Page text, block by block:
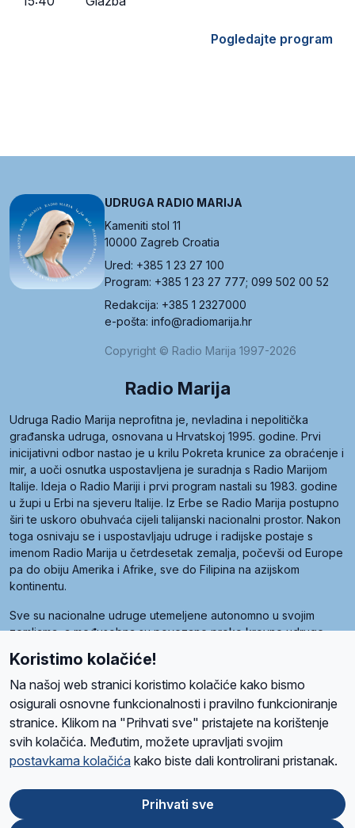
Pogledajte program
UDRUGA RADIO MARIJA
Kameniti stol 11
10000 Zagreb Croatia
Ured: +385 1 23 27 100
Program: +385 1 23 27 777; 099 502 00 52
Redakcija: +385 1 2327000
e-pošta: info@radiomarija.hr
Copyright © Radio Marija 1997-2026
Radio Marija
Udruga Radio Marija neprofitna je, nevladina i nepolitička
građanska udruga, osnovana u Hrvatskoj 1995. godine. Prvi
inicijativni odbor nastao je u krilu Pokreta krunice za obraćenje i
mir, a uoči osnutka uspostavljena je suradnja s Radio Marijom
Italije. Ideja o Radio Mariji i prvi program nastali su 1983. godine
u župi u Erbi na sjeveru Italije. Iz Erbe se Radio Marija postupno
širi te uskoro obuhvaća cijeli talijanski nacionalni prostor. Nakon
toga osnivaju se i uspostavljaju udruge i radijske postaje s
imenom Radio Marija u četrdesetak zemalja, počevši od Europe
pa do obiju Amerika i Afrike, sve do Filipina na azijskom
kontinentu.
Sve su nacionalne udruge utemeljene autonomno u svojim
zemljama, a međusobna su povezane preko krovne udruge
pod nazivom Svjetska obitelj Radio Marije (World Family of
Radio Maria). Svjetsku obitelj utemeljilo je sedam članica, među
kojima je i hrvatska Udruga Radio Marija.
O namaRadio ProgramVolonteriPrijateljiKontaktPravila privatnosti
Ova stranica je zaštićena Google reCAPTCHA sustavom
Koristimo kolačiće!
Na našoj web stranici koristimo kolačiće kako bismo
osigurali osnovne funkcionalnosti i pravilno funkcioniranje
stranice. Klikom na "Prihvati sve" pristajete na korištenje
svih kolačića. Međutim, možete upravljati svojim
postavkama kolačića kako biste dali kontrolirani pristanak.
Prihvati sve